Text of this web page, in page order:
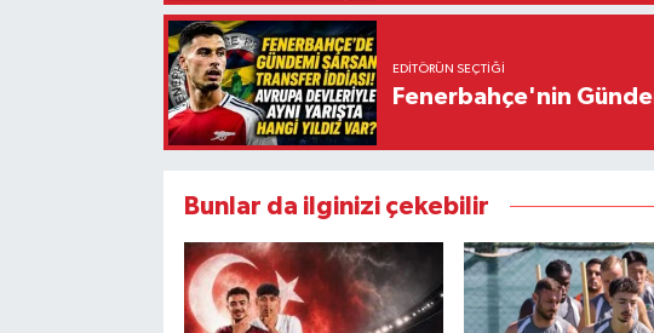
EDITÖRÜN SEÇTIĞI
Fenerbahçe'nin
Bunlar da ilginizi çekebilir